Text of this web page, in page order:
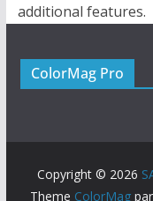
additional features.
ColorMag Pro
Copyright © 2026
Theme ColorMagpar